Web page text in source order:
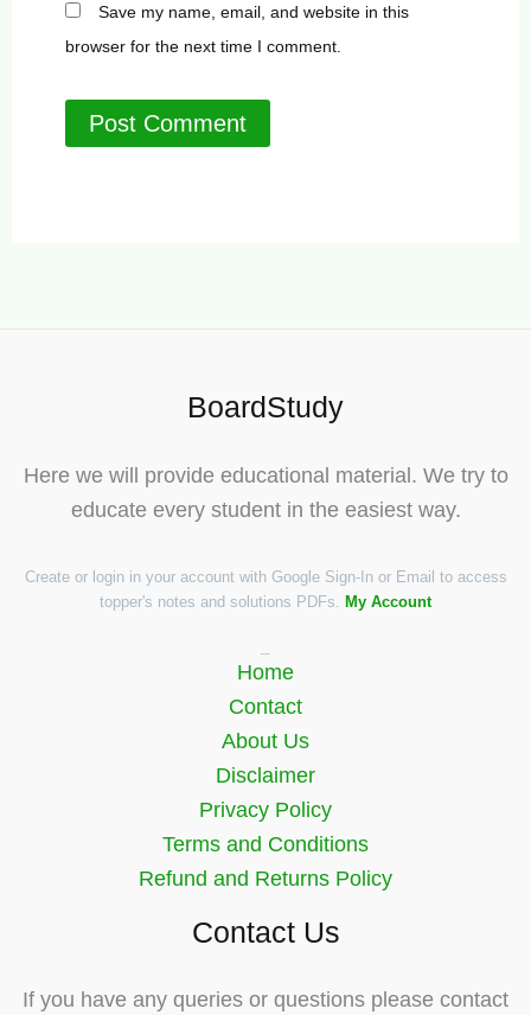
Save my name, email, and website in this
browser for the next time I comment.
BoardStudy
Here we will provide educational material. We try to
educate every student in the easiest way.
Create or login in your account with Google Sign-In or Email to access
topper's notes and solutions PDFs. My Account
Home
Contact
About Us
Disclaimer
Privacy Policy
Terms and Conditions
Refund and Returns Policy
Contact Us
If you have any queries or questions please contact